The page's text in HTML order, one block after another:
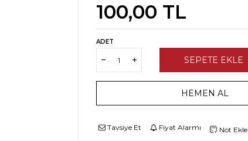
100,00 TL
ADET
SEPETE EKLE
HEMEN AL
Tavsiye Et Fiyat Alarmı Not Ekle